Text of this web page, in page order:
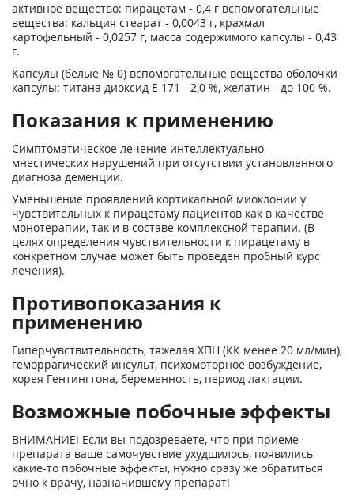
активное вещество: пирацетам - 0,4 г вспомогательные
вещества: кальция стеарат - 0,0043 г, крахмал
картофельный - 0,0257 г, масса содержимого капсулы - 0,43
г.
Капсулы (белые № 0) вспомогательные вещества оболочки
капсулы: титана диоксид Е 171 - 2,0 %, желатин - до 100 %.
Показания к применению
Симптоматическое лечение интеллектуально-
мнестических нарушений при отсутствии установленного
диагноза деменции.
Уменьшение проявлений кортикальной миоклонии у
чувствительных к пирацетаму пациентов как в качестве
монотерапии, так и в составе комплексной терапии. (В
целях определения чувствительности к пирацетаму в
конкретном случае может быть проведен пробный курс
лечения).
Противопоказания к
применению
Гиперчувствительность, тяжелая ХПН (КК менее 20 мл/мин),
геморрагический инсульт, психомоторное возбуждение,
хорея Гентингтона, беременность, период лактации.
Возможные побочные эффекты
ВНИМАНИЕ! Если вы подозреваете, что при приеме
препарата ваше самочувствие ухудшилось, появились
какие-то побочные эффекты, нужно сразу же обратиться
очно к врачу, назначившему препарат!